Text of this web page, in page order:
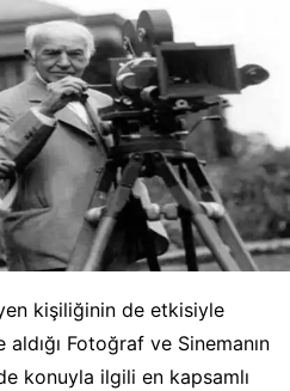
kişiliğinin de etkisiyle
Fotoğraf ve Sinemanın
konuyla ilgili en kapsamlı